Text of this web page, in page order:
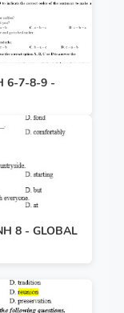
6-7-8-9 -
8 - GLOBAL